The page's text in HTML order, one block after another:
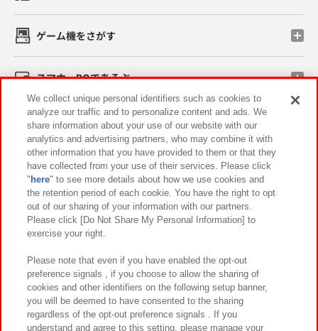
ゲーム機をさがす
スマホ・PCであそぶ
イベント・キャンペーン
関連会社 サステナビリティ サイトポリシー
プライバシーポリシー ウェブアクセシビリティ方針と検証結果
お取引先さまとともに
カスタマーハラスメント対応方針 よくあるご質問・お問い合わせ
We collect unique personal identifiers such as cookies to
analyze our traffic and to personalize content and ads. We
share information about your use of our website with our
analytics and advertising partners, who may combine it with
other information that you have provided to them or that they
have collected from your use of their services. Please click
" here" to see more details about how we use cookies and
the retention period of each cookie. You have the right to opt
out of our sharing of your information with our partners.
Please click [Do Not Share My Personal Information] to
exercise your right.
Please note that even if you have enabled the opt-out
preference signals , if you choose to allow the sharing of
cookies and other identifiers on the following setup banner,
you will be deemed to have consented to the sharing
regardless of the opt-out preference signals . If you
understand and agree to this setting, please manage your